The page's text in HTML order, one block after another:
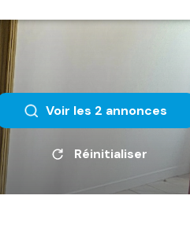
Voir les 2 annonces
Réinitialiser